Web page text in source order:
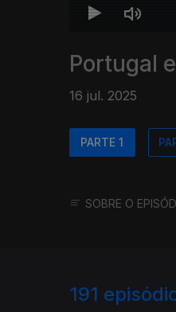
Portugal
16 jul. 2025
PARTE 1
SOBRE O
191